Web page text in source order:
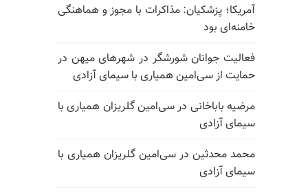
آمریکا؛ پزشکیان: مذاکرات با مجوز و هماهنگی
خامنه‌ای بود
فعالیت جوانان شورشگر در شهرهای میهن در
حمایت از سی‌امین همیاری با سیمای آزادی
مرضیه باباخانی در سی‌امین گلریزان همیاری با
سیمای آزادی
محمد محدثین در سی‌امین گلریزان همیاری با
سیمای آزادی